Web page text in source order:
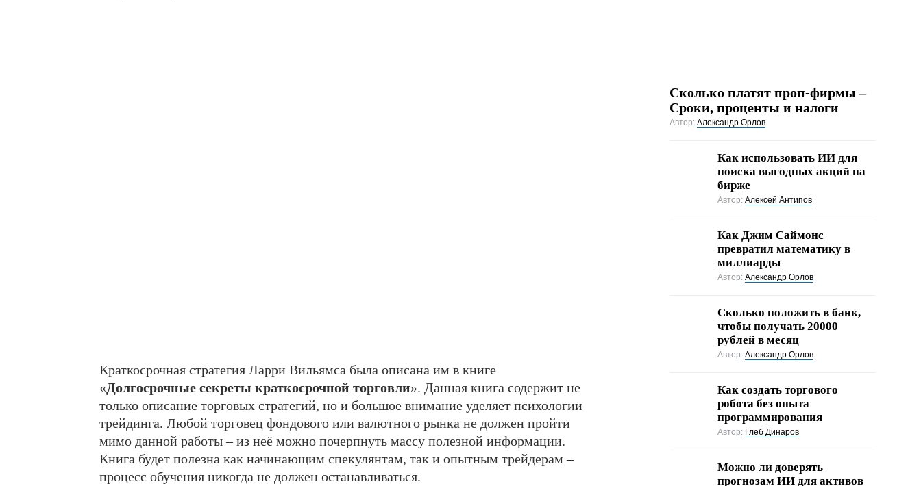
Краткосрочная стратегия Ларри Вильямса была описана им в книге
«Долгосрочные секреты краткосрочной торговли». Данная книга содержит не
только описание торговых стратегий, но и большое внимание уделяет психологии
трейдинга. Любой торговец фондового или валютного рынка не должен пройти
мимо данной работы – из неё можно почерпнуть массу полезной информации.
Книга будет полезна как начинающим спекулянтам, так и опытным трейдерам –
процесс обучения никогда не должен останавливаться.
Сколько платят проп-фирмы –
Сроки, проценты и налоги
Автор: Александр Орлов
Как использовать ИИ для
поиска выгодных акций на
бирже
Автор: Алексей Антипов
Как Джим Саймонс
превратил математику в
миллиарды
Автор: Александр Орлов
Сколько положить в банк,
чтобы получать 20000
рублей в месяц
Автор: Александр Орлов
Как создать торгового
робота без опыта
программирования
Автор: Глеб Динаров
Можно ли доверять
прогнозам ИИ для активов